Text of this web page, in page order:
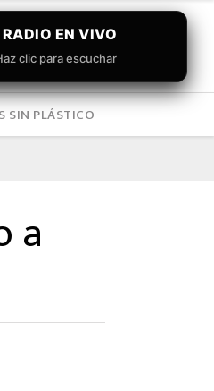
RADIO EN VIVO
clic para escuchar
SIN PLÁSTICO
a